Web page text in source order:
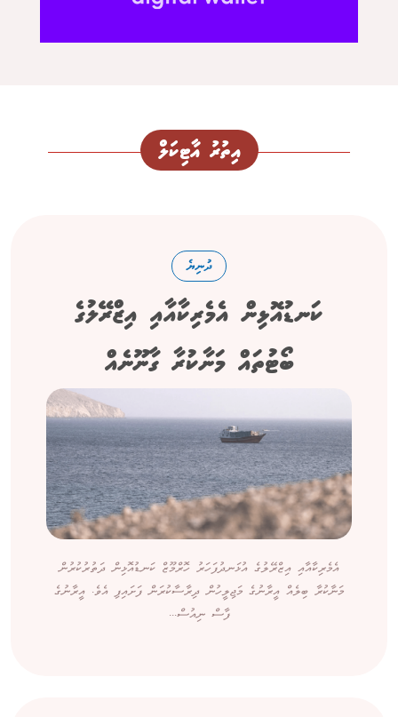
އިތުރު އާޓިކަލް
ދުނިޔެ
ކަނޑުއޮޅިން އެމެރިކާއާއި އިޒްރޭލުގެ
ބޯޓުތައް މަނާކުރާ ގާނޫނެއް
އެމެރިކާއާއި އިޒްރޭލުގެ އުޅަނދުފަހަރު ހޮރްމޫޒް ކަނޑުއޮޅިން ދަތުރުކުރުން
މަނާކުރާ ބިލެއް އީރާނުގެ މަޖިލީހުން ދިރާސާކުރަން ފަށައިފި އެވެ. އީރާނުގެ
ފާސް ނިއުސް...